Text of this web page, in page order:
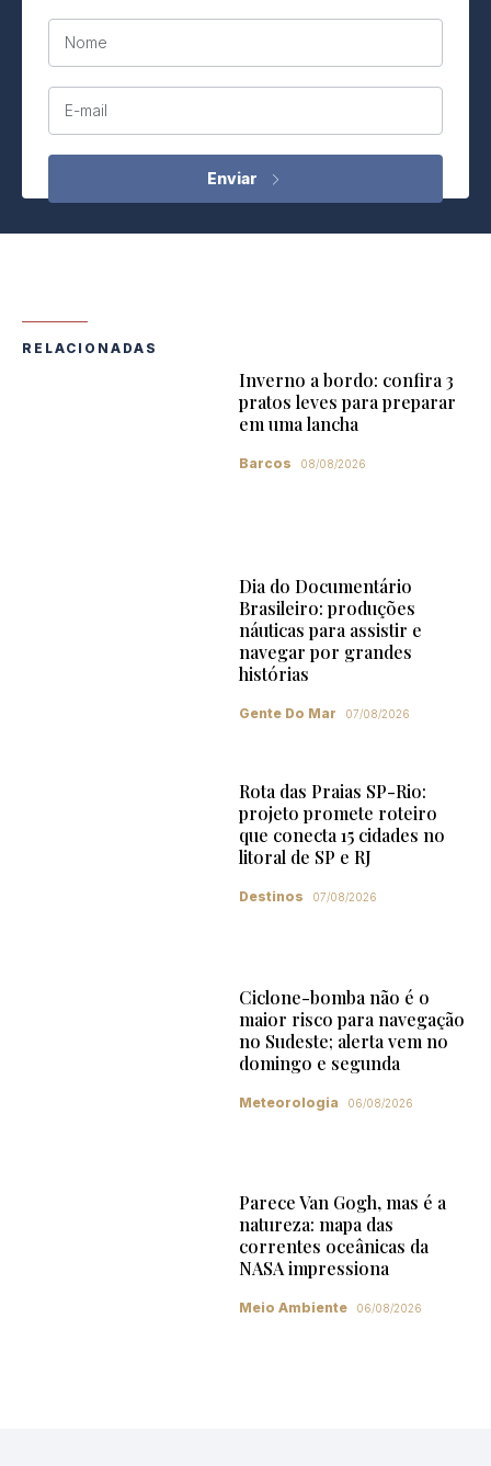
Nome
E-mail
RELACIONADAS
Inverno a bordo: confira 3
pratos leves para preparar
em uma lancha
Barcos 08/08/2026
Dia do Documentário
Brasileiro: produções
náuticas para assistir e
navegar por grandes
histórias
Gente Do Mar 07/08/2026
Rota das Praias SP-Rio:
projeto promete roteiro
que conecta 15 cidades no
litoral de SP e RJ
Destinos 07/08/2026
Ciclone-bomba não é o
maior risco para navegação
no Sudeste; alerta vem no
domingo e segunda
Meteorologia 06/08/2026
Parece Van Gogh, mas é a
natureza: mapa das
correntes oceânicas da
NASA impressiona
Meio Ambiente 06/08/2026